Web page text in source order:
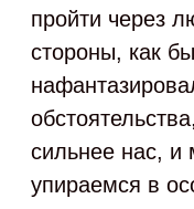
пройти через
стороны, как
сильнее нас, и
упираемся в